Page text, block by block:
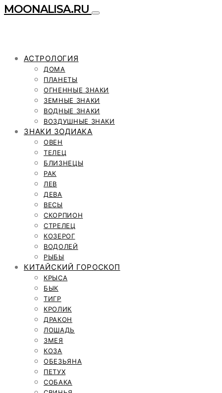
MOONALISA.RU
АСТРОЛОГИЯ
ДОМА
ПЛАНЕТЫ
ОГНЕННЫЕ ЗНАКИ
ЗЕМНЫЕ ЗНАКИ
ВОДНЫЕ ЗНАКИ
ВОЗДУШНЫЕ ЗНАКИ
ЗНАКИ ЗОДИАКА
ОВЕН
ТЕЛЕЦ
БЛИЗНЕЦЫ
РАК
ЛЕВ
ДЕВА
ВЕСЫ
СКОРПИОН
СТРЕЛЕЦ
КОЗЕРОГ
ВОДОЛЕЙ
РЫБЫ
КИТАЙСКИЙ ГОРОСКОП
КРЫСА
БЫК
ТИГР
КРОЛИК
ДРАКОН
ЛОШАДЬ
ЗМЕЯ
КОЗА
ОБЕЗЬЯНА
ПЕТУХ
СОБАКА